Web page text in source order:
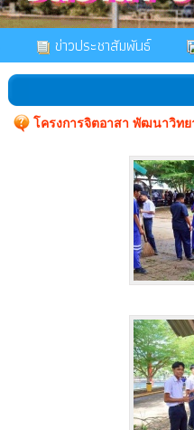
ข่าวประชาสัมพันธ์
โครงการจิตอาสา พัฒนาวิทย